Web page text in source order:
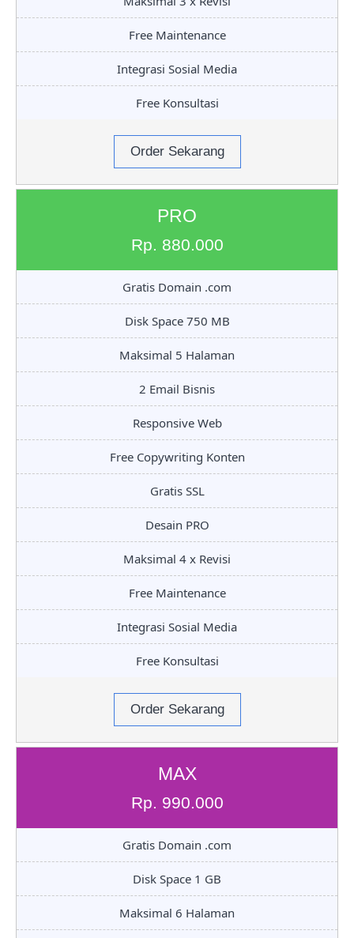
Free Maintenance
Integrasi Sosial Media
Free Konsultasi
Order Sekarang
PRO
Rp. 880.000
Gratis Domain .com
Disk Space 750 MB
Maksimal 5 Halaman
2 Email Bisnis
Responsive Web
Free Copywriting Konten
Gratis SSL
Desain PRO
Maksimal 4 x Revisi
Free Maintenance
Integrasi Sosial Media
Free Konsultasi
Order Sekarang
MAX
Rp. 990.000
Gratis Domain .com
Disk Space 1 GB
Maksimal 6 Halaman